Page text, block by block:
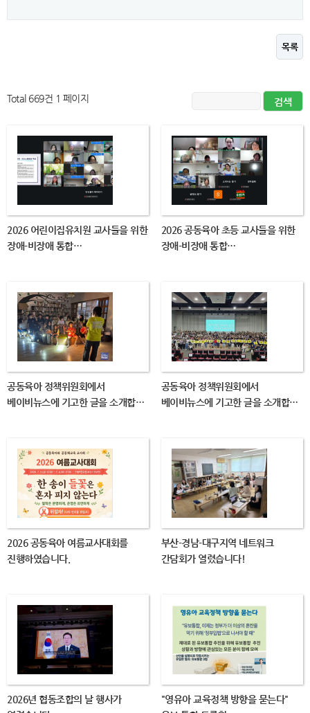
목록
Total 669건 1 페이지
2026 어린이집유치원 교사들을 위한
장애-비장애 통합…
2026 공동육아 초등 교사들을 위한
장애-비장애 통합…
공동육아 정책위원회에서
베이비뉴스에 기고한 글을 소개합…
공동육아 정책위원회에서
베이비뉴스에 기고한 글을 소개합…
2026 공동육아 여름교사대회를
진행하였습니다.
부산-경남-대구지역 네트워크
간담회가 열렸습니다!
2026년 협동조합의 날 행사가
"영유아 교육정책 방향을 묻는다"